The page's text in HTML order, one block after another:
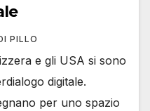
PILLO
e gli USA si sono
digitale.
per uno spazio